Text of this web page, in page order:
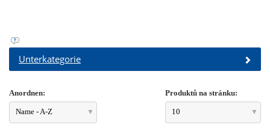
Unterkategorie
Anordnen:
Name - A-Z
Produktů na stránku:
10